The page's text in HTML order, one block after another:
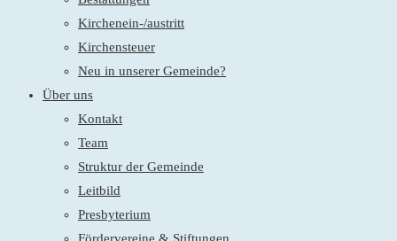
Kirchenein-/austritt
Kirchensteuer
Neu in unserer Gemeinde?
Über uns
Kontakt
Team
Struktur der Gemeinde
Leitbild
Presbyterium